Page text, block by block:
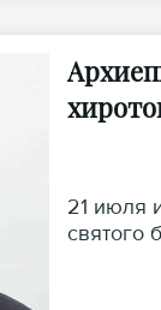
21 июля
святого